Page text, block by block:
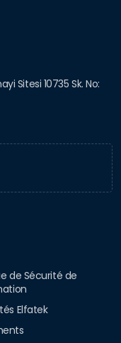
Sitesi 10735 Sk. No:
de Sécurité de
Elfatek